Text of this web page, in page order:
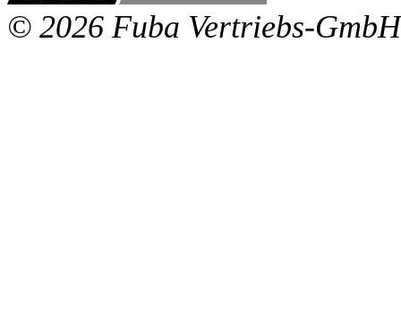
© 2026 Fuba Vertriebs-GmbH